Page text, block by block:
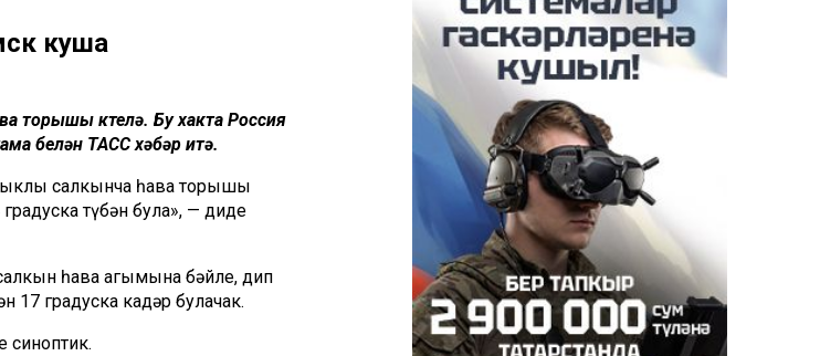
куша
торышы көтелә. Бу хакта Россия
белән ТАСС хәбәр итә.
салкынча һава торышы
түбән була», — диде
һава агымына бәйле, дип
17 градуска кадәр булачак.
синоптик.